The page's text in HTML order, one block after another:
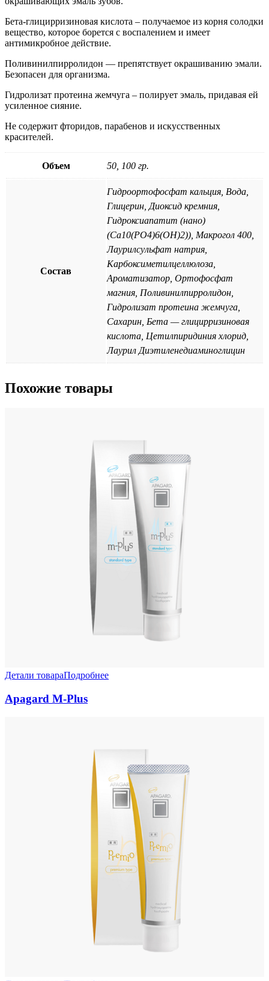
Бета-глицирризиновая кислота – получаемое из корня солодки
вещество, которое борется с воспалением и имеет
антимикробное действие.
Поливинилпирролидон — препятствует окрашиванию эмали.
Безопасен для организма.
Гидролизат протеина жемчуга – полирует эмаль, придавая ей
усиленное сияние.
Не содержит фторидов, парабенов и искусственных
красителей.
Объем 50, 100 гр.
Состав
Гидроортофосфат кальция, Вода,
Глицерин, Диоксид кремния,
Гидроксиапатит (нано)
(Ca10(PO4)6(OH)2)), Макрогол 400,
Лаурилсульфат натрия,
Карбоксиметилцеллюлоза,
Ароматизатор, Ортофосфат
магния, Поливинилпирролидон,
Гидролизат протеина жемчуга,
Сахарин, Бета — глицирризиновая
кислота, Цетилпиридиния хлорид,
Лаурил Диэтиленедиаминоглицин
Похожие товары
Детали товараПодробнее
Apagard M-Plus